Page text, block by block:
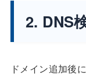
2. DNS
ドメイン追加後